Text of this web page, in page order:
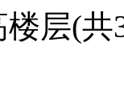
楼层(